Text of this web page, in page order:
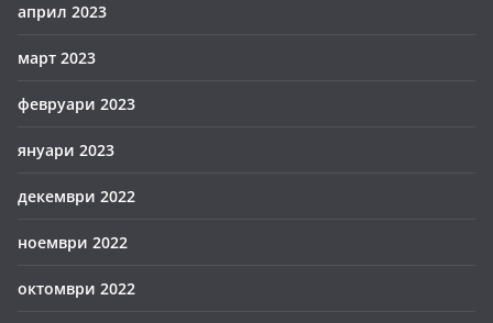
април 2023
март 2023
февруари 2023
януари 2023
декември 2022
ноември 2022
октомври 2022